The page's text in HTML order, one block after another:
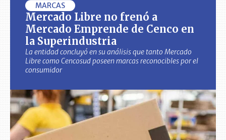
MARCAS
Mercado Libre no frenó a
Mercado Emprende de Cenco en
la Superindustria
La entidad concluyó en su análisis que tanto Mercado
Libre como Cencosud poseen marcas reconocibles por el
consumidor